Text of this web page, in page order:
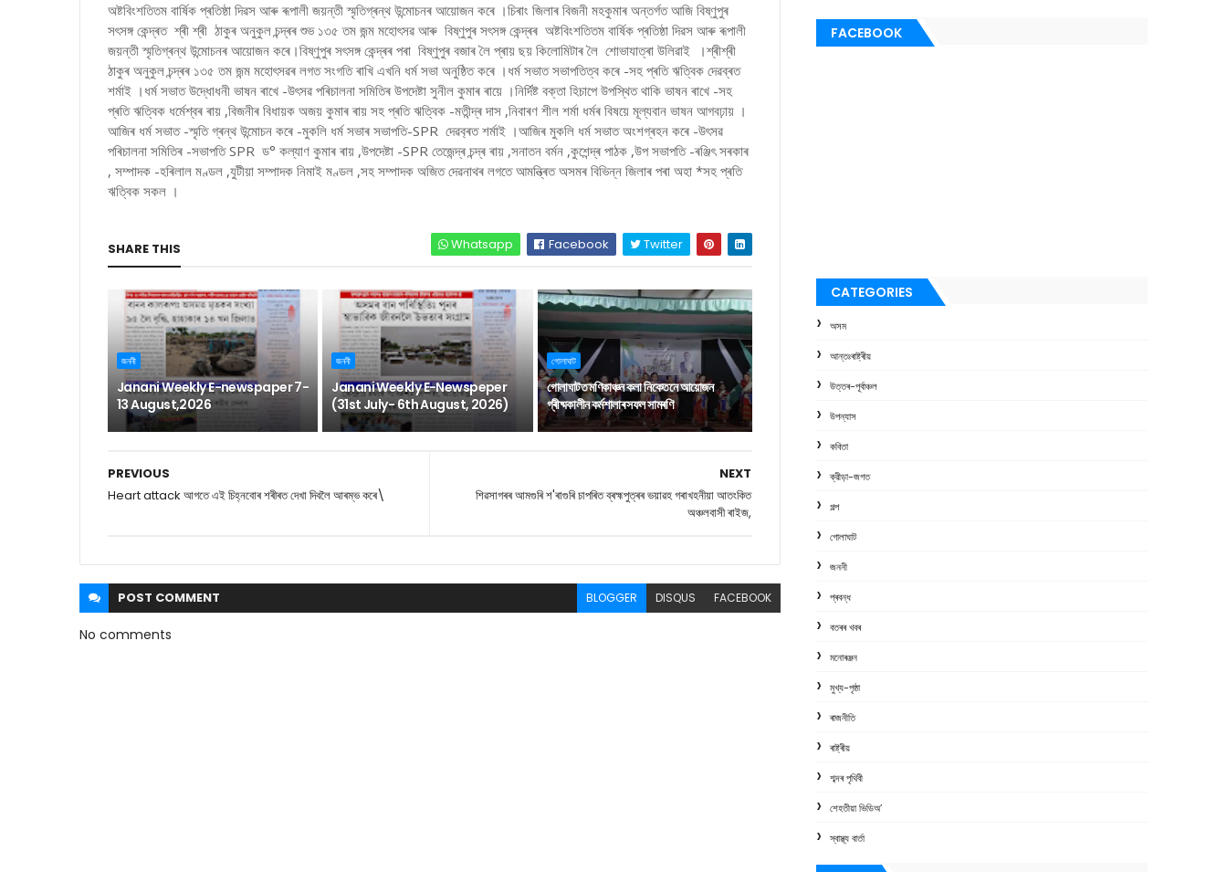
অষ্টবিংশতিতম বাৰ্ষিক প্ৰতিষ্ঠা দিৱস আৰু ৰূপালী জয়ন্তী স্মৃতিগ্ৰন্থ উন্মোচনৰ আয়োজন কৰে ।চিৰাং জিলাৰ বিজনী মহকুমাৰ অন্তৰ্গত আজি বিষ্ণুপুৰ
সৎসঙ্গ কেন্দ্ৰত শ্ৰী শ্ৰী ঠাকুৰ অনুকুল চন্দ্ৰৰ শুভ ১৩৫ তম জন্ম মহোৎসৱ আৰু বিষ্ণুপুৰ সৎসঙ্গ কেন্দ্ৰৰ অষ্টবিংশতিতম বাৰ্ষিক প্ৰতিষ্ঠা দিৱস আৰু ৰূপালী
জয়ন্তী স্মৃতিগ্ৰন্থ উন্মোচনৰ আয়োজন কৰে।বিষ্ণুপুৰ সৎসঙ্গ কেন্দ্ৰৰ পৰা বিষ্ণুপুৰ বজাৰ লৈ প্ৰায় ছয় কিলোমিটাৰ লৈ শোভাযাত্ৰা উলিৱাই ।শ্ৰীশ্ৰী
ঠাকুৰ অনুকুল চন্দ্ৰৰ ১৩৫ তম জন্ম মহোৎসৱৰ লগত সংগতি ৰাখি এখনি ধৰ্ম সভা অনুষ্ঠিত কৰে ।ধৰ্ম সভাত সভাপতিত্ব কৰে -সহ প্ৰতি ঋত্বিক দেৱব্ৰত
শৰ্মাই ।ধৰ্ম সভাত উদ্ধোধনী ভাষন ৰাখে -উৎসৱ পৰিচালনা সমিতিৰ উপদেষ্টা সুনীল কুমাৰ ৰায়ে ।নিৰ্দিষ্ট বক্তা হিচাপে উপস্থিত থাকি ভাষন ৰাখে -সহ
প্ৰতি ঋত্বিক ধৰ্মেশ্বৰ ৰায় ,বিজনীৰ বিধায়ক অজয় কুমাৰ ৰায় সহ প্ৰতি ঋত্বিক -মতীন্দ্ৰ দাস ,নিবাৰণ শীল শৰ্মা ধৰ্মৰ বিষয়ে মূল্যবান ভাষন আগবঢ়ায় ।
আজিৰ ধৰ্ম সভাত -স্মৃতি গ্ৰন্থ উন্মোচন কৰে -মুকলি ধৰ্ম সভাৰ সভাপতি-SPR দেৱব‌্ৰত শৰ্মাই ।আজিৰ মুকলি ধৰ্ম সভাত অংশগ্ৰহন কৰে -উৎসৱ
পৰিচালনা সমিতিৰ -সভাপতি SPR ড° কল্যাণ কুমাৰ ৰায় ,উপদেষ্টা -SPR তেজেন্দ্ৰ চন্দ্ৰ ৰায় ,সনাতন বৰ্মন ,কুশেন্দ্ৰ পাঠক ,উপ সভাপতি -ৰঞ্জিৎ সৰকাৰ
, সম্পাদক -হৰিলাল মণ্ডল ,যুটীয়া সম্পাদক নিমাই মণ্ডল ,সহ সম্পাদক অজিত দেৱনাথৰ লগতে আমন্ত্ৰিত অসমৰ বিভিন্ন জিলাৰ পৰা অহা *সহ প্ৰতি
ঋত্বিক সকল ।
SHARE THIS Whatsapp Facebook Twitter
জননী
Janani Weekly E-newspaper 7-
13 August,2026
জননী
Janani Weekly E-Newspeper
(31st July- 6th August, 2026)
গোলাঘাট
গোলাঘাটত মণিকাঞ্চন কলা নিকেতনে আয়োজন
গ্ৰীষ্মকালীন কৰ্মশালাৰ সফল সামৰণি
NEXT
শিৱসাগৰৰ আমগুৰি শ'ৰাগুৰি চাপৰিত ব্ৰহ্মপুত্ৰৰ ভয়াৱহ গৰাখহনীয়া আতংকিত
অঞ্চলবাসী ৰাইজ,
PREVIOUS
Heart attack আগতে এই চিহ্নবোৰ শৰীৰত দেখা দিবলৈ আৰম্ভ কৰে\
POST COMMENT BLOGGER DISQUS FACEBOOK
No comments
FACEBOOK
CATEGORIES
অসম
আন্তঃৰাষ্ট্ৰীয়
উত্তৰ-পূৰ্বাঞ্চল
উপন্যাস
কবিতা
ক্রীড়া-জগত
গল্প
গোলাঘাট
জননী
প্ৰবন্ধ
বতৰৰ খবৰ
মনোৰঞ্জন
মুখ্য-পৃষ্ঠা
ৰাজনীতি
ৰাষ্ট্ৰীয়
শব্দৰ পৃথিবী
শেহতীয়া ভিডিঅ’
স্বাস্থ্য বাৰ্তা